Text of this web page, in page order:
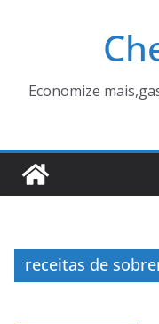
conteúdoEconomize
receitas de